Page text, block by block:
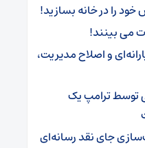
را در خانه بسازید!
می بینند!
و اصلاح مدیریت،
توسط ترامپ یک
جای نقد رسانه‌ای